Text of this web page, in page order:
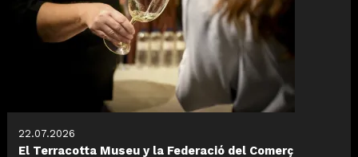
22.07.2026
El Terracotta Museu y la Federació del Comerç